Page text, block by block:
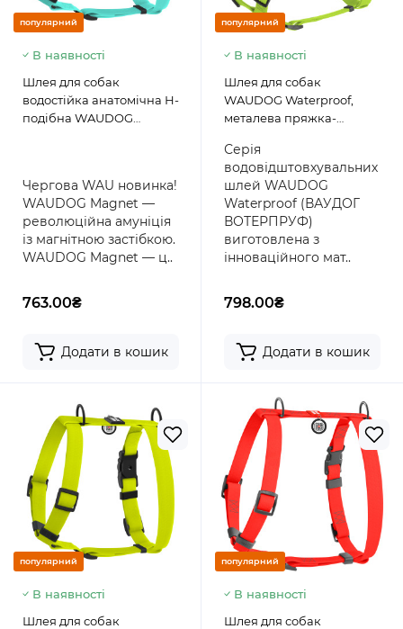
популярний
В наявності
Шлея для собак
водостійка анатомічна Н-
подібна WAUDOG
Чергова WAU новинка!
WAUDOG Magnet —
революційна амуніція
із магнітною застібкою.
WAUDOG Magnet — ц..
763.00₴
Додати в кошик
популярний
В наявності
Шлея для собак
WAUDOG Waterproof,
металева пряжка-
Серія
водовідштовхувальних
шлей WAUDOG
Waterproof (ВАУДОГ
ВОТЕРПРУФ)
виготовлена з
інноваційного мат..
798.00₴
Додати в кошик
популярний
В наявності
Шлея для собак
популярний
В наявності
Шлея для собак